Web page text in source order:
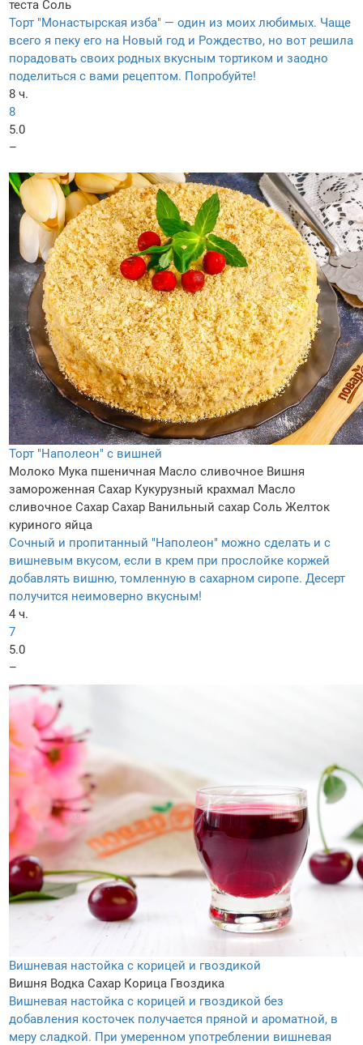
теста Соль
Торт "Монастырская изба" — один из моих любимых. Чаще
всего я пеку его на Новый год и Рождество, но вот решила
порадовать своих родных вкусным тортиком и заодно
поделиться с вами рецептом. Попробуйте!
8 ч.
8
5.0
–
Торт "Наполеон" с вишней
Молоко Мука пшеничная Масло сливочное Вишня
замороженная Сахар Кукурузный крахмал Масло
сливочное Сахар Сахар Ванильный сахар Соль Желток
куриного яйца
Сочный и пропитанный "Наполеон" можно сделать и с
вишневым вкусом, если в крем при прослойке коржей
добавлять вишню, томленную в сахарном сиропе. Десерт
получится неимоверно вкусным!
4 ч.
7
5.0
–
Вишневая настойка с корицей и гвоздикой
Вишня Водка Сахар Корица Гвоздика
Вишневая настойка с корицей и гвоздикой без
добавления косточек получается пряной и ароматной, в
меру сладкой. При умеренном употреблении вишневая